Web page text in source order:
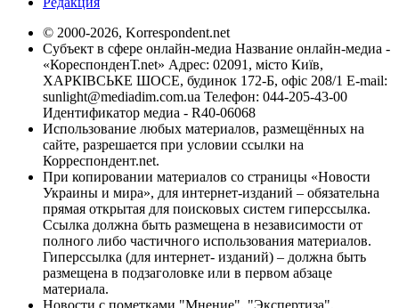
© 2000-2026, Korrespondent.net
Субъект в сфере онлайн-медиа Название онлайн-медиа -
«КореспонденТ.net» Адрес: 02091, місто Київ,
ХАРКІВСЬКЕ ШОСЕ, будинок 172-Б, офіс 208/1 E-mail:
sunlight@mediadim.com.ua Телефон: 044-205-43-00
Идентификатор медиа - R40-06068
Использование любых материалов, размещённых на
сайте, разрешается при условии ссылки на
Корреспондент.net.
При копировании материалов со страницы «Новости
Украины и мира», для интернет-изданий – обязательна
прямая открытая для поисковых систем гиперссылка.
Ссылка должна быть размещена в независимости от
полного либо частичного использования материалов.
Гиперссылка (для интернет- изданий) – должна быть
размещена в подзаголовке или в первом абзаце
материала.
Новости с пометками "Мнение", "Экспертиза",